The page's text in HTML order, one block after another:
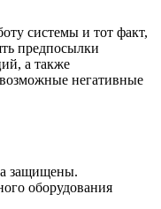
системы и тот факт,
предпосылки
а также
негативные
защищены.
оборудования